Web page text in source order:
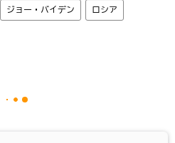
ジョー・バイデン ロシア